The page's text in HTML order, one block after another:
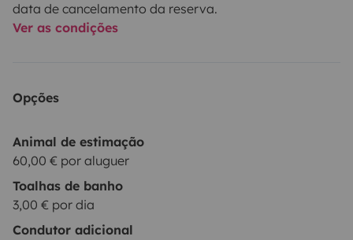
data de cancelamento da reserva.
Ver as condições
Opções
Animal de estimação
60,00 € por aluguer
Toalhas de banho
3,00 € por dia
Condutor adicional